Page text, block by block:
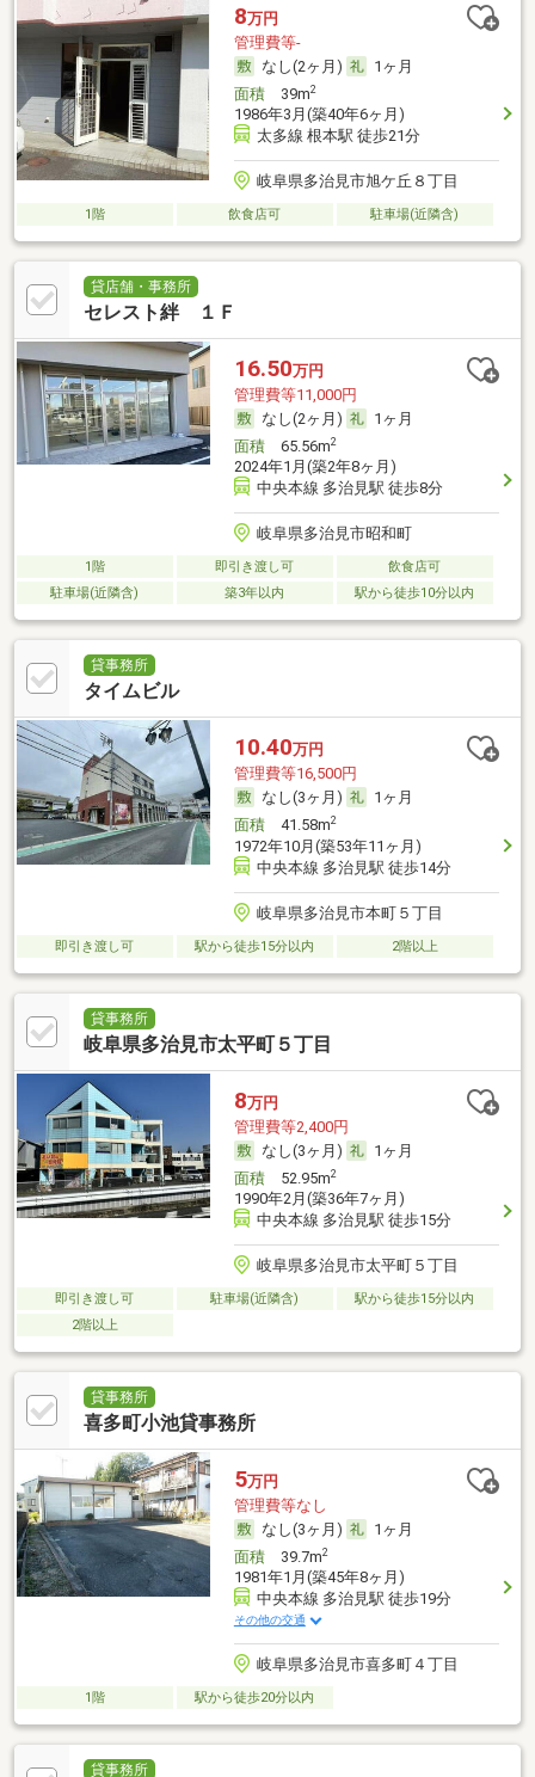
8万円
管理費等-
なし(2ヶ月)
1ヶ月
面積39m2
1986年3月(築40年6ヶ月)
太多線 根本駅 徒歩21分
岐阜県多治見市旭ケ丘８丁目
1階 飲食店可 駐車場(近隣含)
貸店舗・事務所
セレスト絆 １Ｆ
16.50万円
管理費等11,000円
なし(2ヶ月)
1ヶ月
面積65.56m2
2024年1月(築2年8ヶ月)
中央本線 多治見駅 徒歩8分
岐阜県多治見市昭和町
1階 即引き渡し可
飲食店可
駐車場(近隣含)
築3年以内 駅から徒歩10分以内
貸事務所
タイムビル
10.40万円
管理費等16,500円
なし(3ヶ月)
1ヶ月
面積41.58m2
1972年10月(築53年11ヶ月)
中央本線 多治見駅 徒歩14分
岐阜県多治見市本町５丁目
即引き渡し可 駅から徒歩15分以内 2階以上
貸事務所
岐阜県多治見市太平町５丁目
8万円
管理費等2,400円
なし(3ヶ月)
1ヶ月
面積52.95m2
1990年2月(築36年7ヶ月)
中央本線 多治見駅 徒歩15分
岐阜県多治見市太平町５丁目
即引き渡し可 駐車場(近隣含)
駅から徒歩15分以内
2階以上
貸事務所
喜多町小池貸事務所
5万円
管理費等なし
なし(3ヶ月)
1ヶ月
面積39.7m2
1981年1月(築45年8ヶ月)
中央本線 多治見駅 徒歩19分
その他の交通
岐阜県多治見市喜多町４丁目
1階 駅から徒歩20分以内
貸事務所